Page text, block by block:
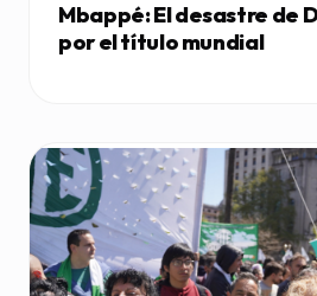
Mbappé: El desastre de
por el título mundial